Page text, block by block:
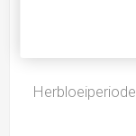
Herbloeiperiode